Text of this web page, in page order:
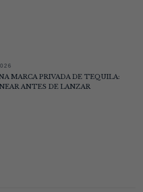
MARCA PRIVADA DE TEQUILA:
ANTES DE LANZAR